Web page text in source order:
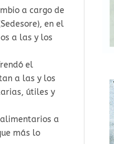
a cargo de
en el
a las y los
el
a las y los
útiles y
alimentarios a
más lo